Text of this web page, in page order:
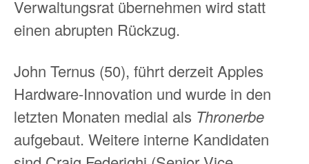
Verwaltungsrat übernehmen wird statt
einen abrupten Rückzug.
John Ternus (50), führt derzeit Apples
Hardware-Innovation und wurde in den
letzten Monaten medial als Thronerbe
aufgebaut. Weitere interne Kandidaten